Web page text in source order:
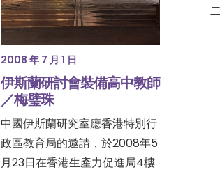
2008 年 7 月 1 日
伊斯蘭研討會裝備高中教師
／梅璧珠
中國伊斯蘭研究室應香港特別行
政區教育局的邀請，於2008年5
月23日在香港生產力促進局4樓